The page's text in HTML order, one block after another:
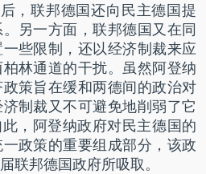
，联邦德国还向民主德国提
另一方面，联邦德国又在同
些限制，还以经济制裁来应
林通道的干扰。虽然阿登纳
策旨在缓和两德间的政治对
制裁又不可避免地削弱了它
，阿登纳政府对民主德国的
政策的重要组成部分，该政
联邦德国政府所吸取。